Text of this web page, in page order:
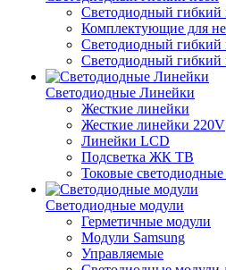
Светодиодный гибкий
Комплектующие для
Светодиодный гибкий
Светодиодный гибкий
Светодиодные Линейки
Жесткие линейки
Жесткие линейки 220V
Линейки LCD
Подсветка ЖК ТВ
Токовые
Светодиодные модули
Герметичные модули
Модули Samsung
Управляемые